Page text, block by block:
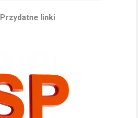
Przydatne linki